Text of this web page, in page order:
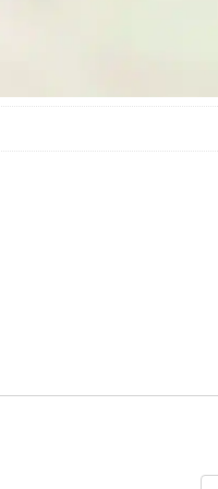
St. Gilgen - Bundesstraße